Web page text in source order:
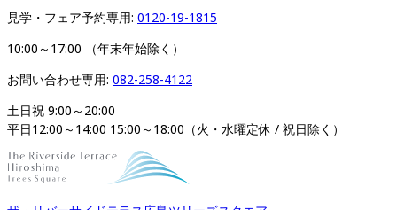
見学・フェア予約専用: 0120-19-1815
10:00～17:00 （年末年始除く）
お問い合わせ専用: 082-258-4122
土日祝 9:00～20:00
平日12:00～14:00 15:00～18:00（火・水曜定休 / 祝日除く）